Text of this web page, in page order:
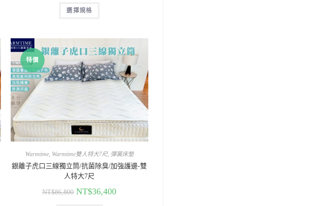
選擇規格
特價
Warmtime, Warmtime雙人特大7尺, 彈簧床墊
銀離子虎口三線獨立筒/抗菌除臭/加強護邊-雙
人特大7尺
NT$86,800 NT$36,400